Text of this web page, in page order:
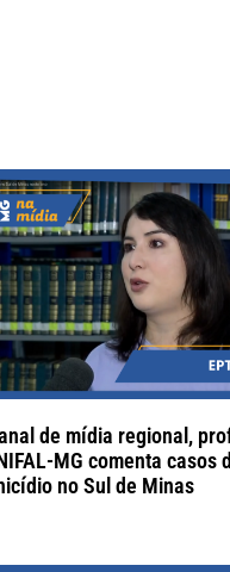
de mídia regional,
MG comenta casos
no Sul de Minas